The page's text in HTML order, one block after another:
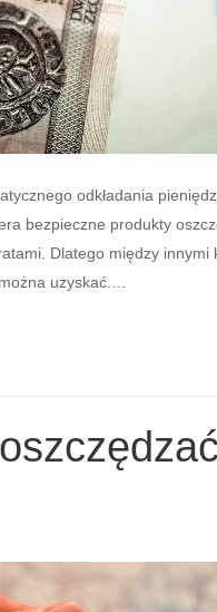
odkładania
bezpieczne produkty
Dlatego między innymi
uzyskać.…